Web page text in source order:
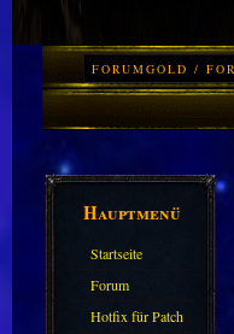
FORUMGOLD /
Hauptmenü
Startseite
Forum
Hotfix für Patch